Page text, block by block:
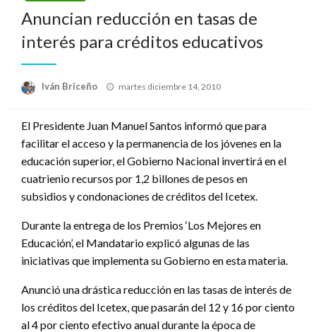
Anuncian reducción en tasas de
interés para créditos educativos
Iván Briceño
Publicado
martes diciembre 14, 2010
El Presidente Juan Manuel Santos informó que para
facilitar el acceso y la permanencia de los jóvenes en la
educación superior, el Gobierno Nacional invertirá en el
cuatrienio recursos por 1,2 billones de pesos en
subsidios y condonaciones de créditos del Icetex.
Durante la entrega de los Premios ‘Los Mejores en
Educación’, el Mandatario explicó algunas de las
iniciativas que implementa su Gobierno en esta materia.
Anunció una drástica reducción en las tasas de interés de
los créditos del Icetex, que pasarán del 12 y 16 por ciento
al 4 por ciento efectivo anual durante la época de